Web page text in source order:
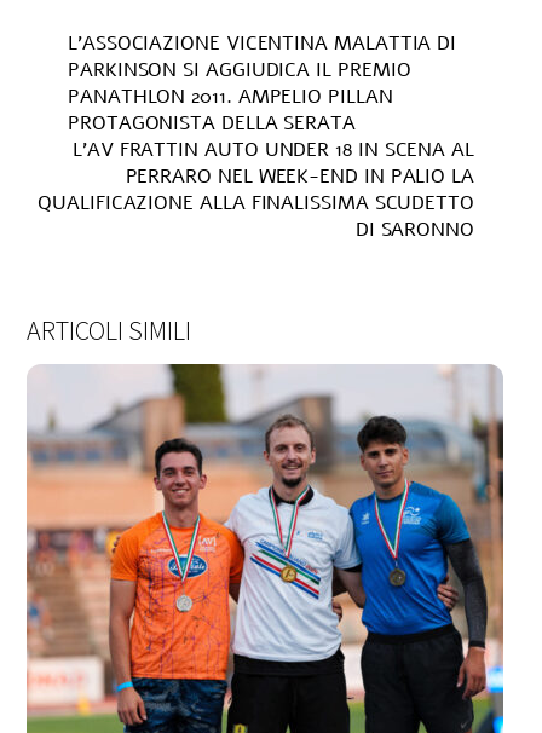
L’ASSOCIAZIONE VICENTINA MALATTIA DI
PARKINSON SI AGGIUDICA IL PREMIO
PANATHLON 2011. AMPELIO PILLAN
PROTAGONISTA DELLA SERATA
L’AV FRATTIN AUTO UNDER 18 IN SCENA AL
PERRARO NEL WEEK-END IN PALIO LA
QUALIFICAZIONE ALLA FINALISSIMA SCUDETTO
DI SARONNO
ARTICOLI SIMILI